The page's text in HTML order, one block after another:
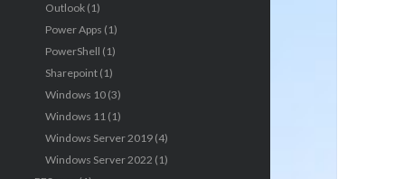
Outlook(1)
Power Apps (1)
PowerShell (1)
Sharepoint(1)
Windows 10(3)
Windows 11(1)
Windows Server 2019(4)
Windows Server 2022 (1)